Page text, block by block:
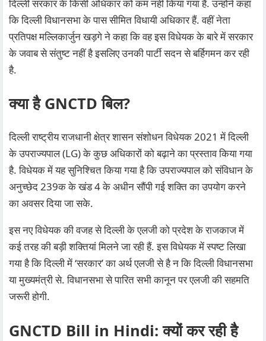
दिल्ली सरकार के किसी अधिकार को कम नहीं किया गया है. उन्होंने कहा
कि दिल्ली विधानसभा के पास सीमित विधायी अधिकार हैं. वहीं नेता
प्रतिपक्ष मल्लिकार्जुन खड़गे ने कहा कि वह इस विधेयक के बारे में सरकार
के जवाब से संतुष्ट नहीं है इसलिए उनकी पार्टी सदन से बर्हिगमन कर रही
है.
क्या है GNCTD बिल?
दिल्ली राष्ट्रीय राजधानी क्षेत्र शासन संशोधन विधेयक 2021 में दिल्ली
के उपराज्यपाल (LG) के कुछ अधिकारों को बढ़ाने का प्रस्ताव किया गया
है. विधेयक में यह सुनिश्चित किया गया है कि उपराज्यपाल को संविधान के
अनुच्छेद 239क के खंड 4 के अधीन सौंपी गई शक्ति का उपयोग करने
का अवसर दिया जा सके.
इस नए विधेयक की वजह से दिल्ली के एलजी को प्रदेश के राजकाज में
कई तरह की बड़ी शक्तियां मिलने जा रही हैं. इस विधेयक में स्पष्ट लिखा
गया है कि दिल्ली में ‘सरकार’ का अर्थ एलजी से है न कि दिल्ली विधानसभा
या मुख्यमंत्री से. विधानसभा से पारित सभी कानून पर एलजी की सहमति
जरूरी होगी.
GNCTD Bill in Hindi: क्यों कर रही है